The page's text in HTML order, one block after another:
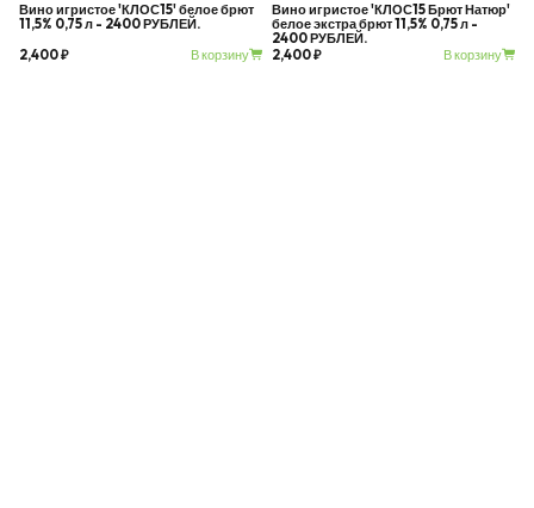
Вино игристое 'КЛОС15' белое брют
11,5% 0,75 л - 2400 РУБЛЕЙ.
2,400 ₽
В корзину
Вино игристое 'КЛОС15 Брют Натюр'
белое экстра брют 11,5% 0,75 л -
2400 РУБЛЕЙ.
2,400 ₽
В корзину